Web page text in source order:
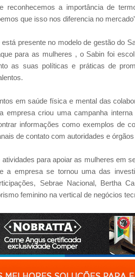
reconhecemos a importância de
que isso nos diferencia no
presente no modelo de gestão do
para as mulheres , o Sabin foi
as suas políticas e práticas de
em saúde física e mental das
empresa criou uma campanha
informações como exemplos de
de contato com autoridades e
para apoiar as mulheres em
a empresa se tornou uma das
Sebrae Nacional, Bertha
feminino na vertical de negócios